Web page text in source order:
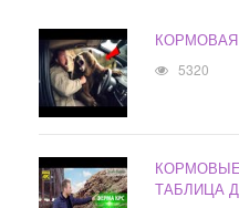
5320
ТАБЛИЦА